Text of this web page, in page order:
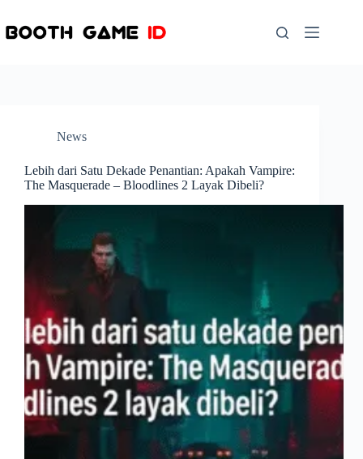
content
News
Lebih dari Satu Dekade Penantian: Apakah Vampire:
The Masquerade – Bloodlines 2 Layak Dibeli?